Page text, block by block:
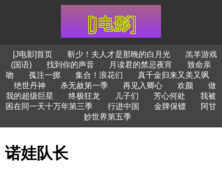
[J电影]首页 靳少！夫人才是那晚的白月光
羔羊游戏
(国语)
找到你的声音 月读君的禁忌夜宵
致命亲
吻
孤注一掷 集合！浪花们
真千金归来又美又飒
绝世丹神
杀无赦第一季 再见入卿心 欢颜
做
我的超级巨星
终极狂龙 儿子们 芳心何处
我被
困在同一天十万年第三季
行进中国 金牌保镖
阿甘
妙世界第五季
诺娃队长